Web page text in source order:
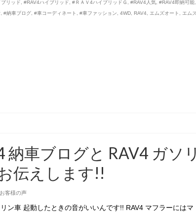
リッド ,#RAV4ハイブリッド ,#ＲＡＶ4ハイブリッドＧ ,#RAV4人気 ,#RAV4即納可能
,#納車ブログ ,#車コーディネート ,#車ファッション ,4WD ,RAV4 エムズオート エム
納車ブログと RAV4 ガソ
伝えします!!
お客様の声
リン車 起動したときの音がいいんです!! RAV4 マフラーには